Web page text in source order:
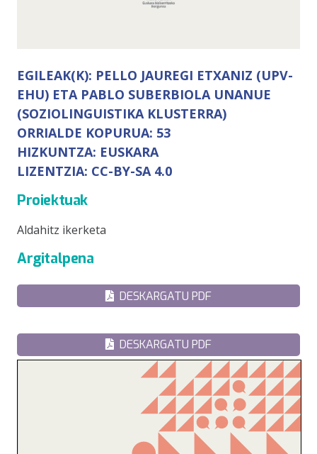
EGILEAK(K): PELLO JAUREGI ETXANIZ (UPV-
EHU) ETA PABLO SUBERBIOLA UNANUE
(SOZIOLINGUISTIKA KLUSTERRA)
ORRIALDE KOPURUA: 53
HIZKUNTZA: EUSKARA
LIZENTZIA: CC-BY-SA 4.0
Proiektuak
Aldahitz ikerketa
Argitalpena
DESKARGATU PDF
DESKARGATU PDF